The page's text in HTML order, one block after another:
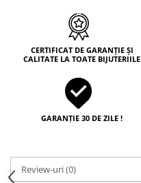
CERTIFICAT DE GARANȚIE ȘI
CALITATE LA TOATE BIJUTERIILE
GARANȚIE 30 DE ZILE !
Review-uri(0)